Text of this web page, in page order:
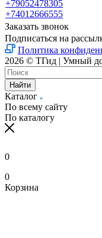
+79052478305
+74012666555
Заказать звонок
Подписаться на
Политика
2026 © ТГид | Умный
Найти
Каталог
По всему сайту
По каталогу
0
0
Корзина